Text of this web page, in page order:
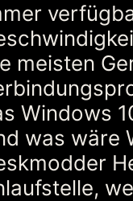
meisten
Windows
was wäre